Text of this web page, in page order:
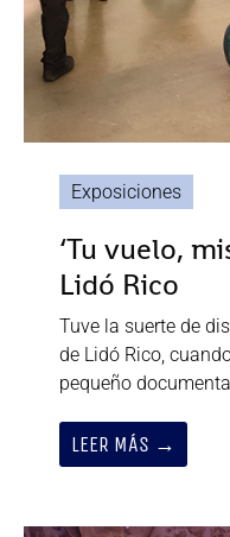
Exposiciones
‘Tu vuelo,
Lidó Rico
Tuve la suerte de
de Lidó Rico,
pequeño
LEER MÁS →